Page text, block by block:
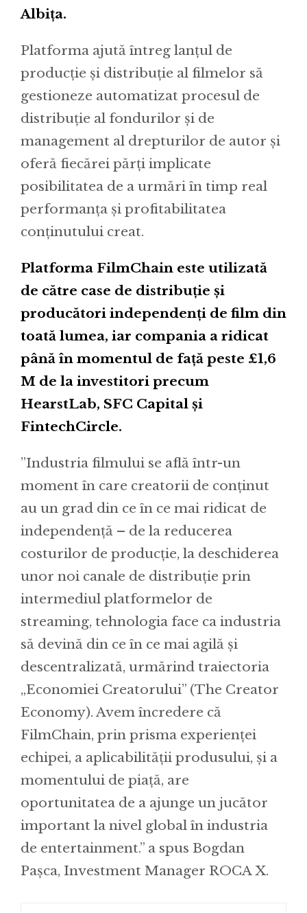
Albița.
Platforma ajută întreg lanțul de
producție și distribuție al filmelor să
gestioneze automatizat procesul de
distribuție al fondurilor și de
management al drepturilor de autor și
oferă fiecărei părți implicate
posibilitatea de a urmări în timp real
performanța și profitabilitatea
conținutului creat.
Platforma FilmChain este utilizată
de către case de distribuție și
producători independenți de film din
toată lumea, iar compania a ridicat
până în momentul de față peste £1,6
M de la investitori precum
HearstLab, SFC Capital și
FintechCircle.
”Industria filmului se află într-un
moment în care creatorii de conținut
au un grad din ce în ce mai ridicat de
independență – de la reducerea
costurilor de producție, la deschiderea
unor noi canale de distribuție prin
intermediul platformelor de
streaming, tehnologia face ca industria
să devină din ce în ce mai agilă și
descentralizată, urmărind traiectoria
„Economiei Creatorului” (The Creator
Economy). Avem încredere că
FilmChain, prin prisma experienței
echipei, a aplicabilității produsului, și a
momentului de piață, are
oportunitatea de a ajunge un jucător
important la nivel global în industria
de entertainment.” a spus Bogdan
Pașca, Investment Manager ROCA X.